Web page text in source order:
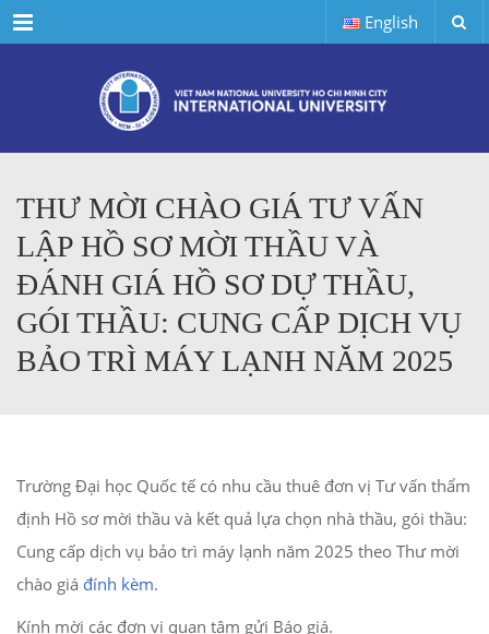
Menu English
THƯ MỜI CHÀO GIÁ TƯ VẤN
LẬP HỒ SƠ MỜI THẦU VÀ
ĐÁNH GIÁ HỒ SƠ DỰ THẦU,
GÓI THẦU: CUNG CẤP DỊCH VỤ
BẢO TRÌ MÁY LẠNH NĂM 2025
Trường Đại học Quốc tế có nhu cầu thuê đơn vị Tư vấn thẩm
định Hồ sơ mời thầu và kết quả lựa chọn nhà thầu, gói thầu:
Cung cấp dịch vụ bảo trì máy lạnh năm 2025 theo Thư mời
chào giá đính kèm.
Kính mời các đơn vị quan tâm gửi Báo giá.